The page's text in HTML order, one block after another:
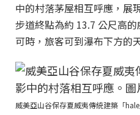
中的村落茅屋相互呼應，展
步道終點為約 13.7 公尺高
可時，旅客可到瀑布下方的
威美亞山谷保存夏威夷傳統建築「